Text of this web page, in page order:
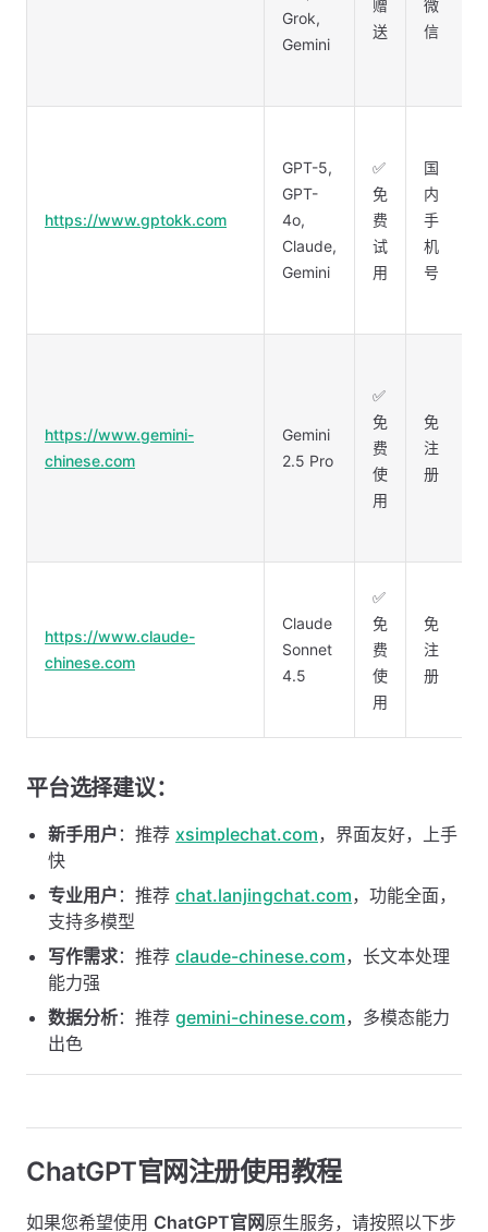
Grok,
Gemini
赠
送
微
信
https://www.gptokk.com
GPT-5,
GPT-
4o,
Claude,
Gemini
✅
免
费
试
用
国
内
手
机
号
https://www.gemini-
chinese.com
Gemini
2.5 Pro
✅
免
费
使
用
免
注
册
https://www.claude-
chinese.com
Claude
Sonnet
4.5
✅
免
费
使
用
免
注
册
平台选择建议：
新手用户 ：推荐 xsimplechat.com，界面友好，上手
快
专业用户 ：推荐 chat.lanjingchat.com，功能全面，
支持多模型
写作需求：推荐 claude-chinese.com，长文本处理
能力强
数据分析：推荐 gemini-chinese.com，多模态能力
出色
ChatGPT官网注册使用教程
如果您希望使用 ChatGPT官网原生服务，请按照以下步